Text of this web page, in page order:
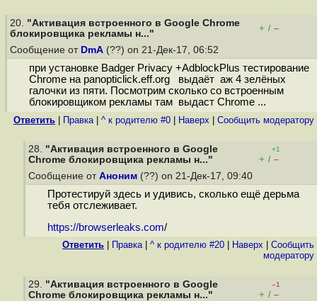
20. "Активация встроенного в Google Chrome
блокировщика рекламы н..."
+ / –
Сообщение от DmA (??) on 21-Дек-17, 06:52
при установке Badger Privacy +AdblockPlus тестирование
Chrome на panopticlick.eff.org выдаёт аж 4 зелёных
галочки из пяти. Посмотрим сколько со встроенным
блокировщиком рекламы там выдаст Chrome ...
Ответить Правка| ^ к родителю #0 Наверх Cообщить модератору
28. "Активация встроенного в Google
Chrome блокировщика рекламы н..."
+1
+ / –
Сообщение от Аноним (??) on 21-Дек-17, 09:40
Протестируй здесь и удивись, сколько ещё дерьма
тебя отслеживает.
https://browserleaks.com/
Ответить Правка| ^ к родителю #20 Наверх
Cообщить
модератору
29. "Активация встроенного в Google
Chrome блокировщика рекламы н..."
–1
+ / –